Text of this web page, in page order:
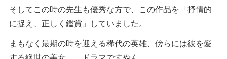
そしてこの時の先生も優秀な方で、この作品を「抒情的
に捉え、正しく鑑賞」していました。
まもなく最期の時を迎える稀代の英雄、傍らには彼を愛